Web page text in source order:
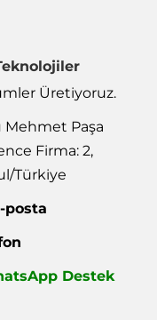
Üretiyoruz.
Mehmet Paşa
Firma: 2,
Türkiye
posta
Destek